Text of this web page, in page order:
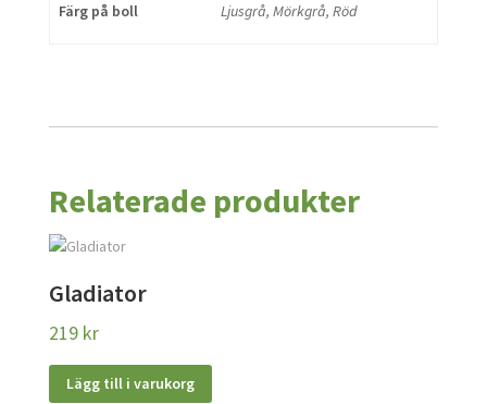
Färg på boll Ljusgrå, Mörkgrå, Röd
Relaterade produkter
Gladiator
219 kr
Lägg till i varukorg